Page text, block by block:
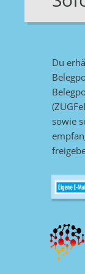
Du
sowie